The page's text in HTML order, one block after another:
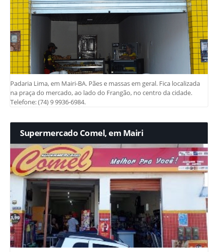
Padaria Lima, em Mairi-BA. Pães e massas em geral. Fica localizada
na praça do mercado, ao lado do Frangão, no centro da cidade.
Telefone: (74) 9 9936-6984.
Supermercado Comel, em Mairi